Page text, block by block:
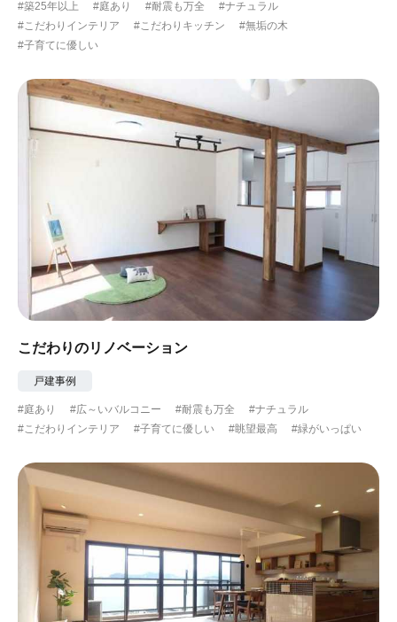
#築25年以上 #庭あり #耐震も万全
#ナチュラル
#こだわりインテリア
#こだわりキッチン
#無垢の木
#子育てに優しい
こだわりのリノベーション
戸建事例
#庭あり #広～いバルコニー #耐震も万全
#ナチュラル
#こだわりインテリア
#子育てに優しい #眺望最高 #緑がいっぱい